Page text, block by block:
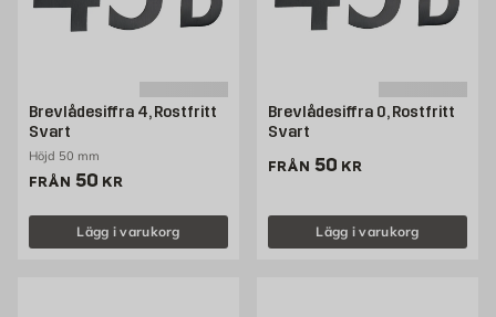
Brevlådesiffra 4, Rostfritt
Svart
Höjd 50 mm
FRÅN Pris 50 kr
50 KR
Lägg i varukorg
Brevlådesiffra 0, Rostfritt
Svart
FRÅN Pris 50 kr
50 KR
Lägg i varukorg